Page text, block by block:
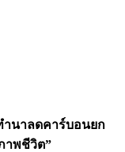
ำนาลดคาร์บอนยก
าพชีวิต”